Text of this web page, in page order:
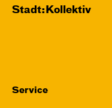
Stadt:Kollektiv
Service